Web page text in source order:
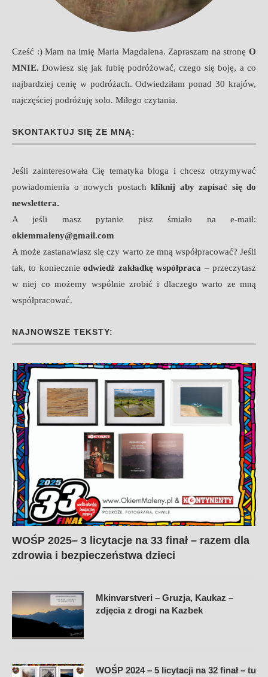
Cześć :) Mam na imię Maria Magdalena. Zapraszam na stronę O
MNIE.Dowiesz się jak lubię podróżować, czego się boję, a co
najbardziej cenię w podróżach. Odwiedziłam ponad 30 krajów,
najczęściej podróżuję solo. Miłego czytania.
SKONTAKTUJ SIĘ ZE MNĄ:
Jeśli zainteresowała Cię tematyka bloga i chcesz otrzymywać
powiadomienia o nowych postach kliknij aby zapisać się do
newslettera.
A jeśli masz pytanie pisz śmiało na e-mail:
okiemmaleny@gmail.com
A może zastanawiasz się czy warto ze mną współpracować? Jeśli
tak, to koniecznieodwiedź zakładkę współpraca – przeczytasz
w niej co możemy wspólnie zrobić i dlaczego warto ze mną
współpracować.
NAJNOWSZE TEKSTY:
WOŚP 2025– 3 licytacje na 33 finał – razem dla
zdrowia i bezpieczeństwa dzieci
Mkinvarstveri – Gruzja, Kaukaz –
zdjęcia z drogi na Kazbek
WOŚP 2024 – 5 licytacji na 32 finał – tu